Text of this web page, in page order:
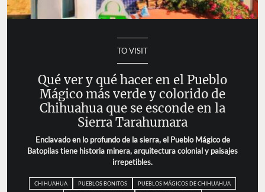
TO VISIT
Qué ver y qué hacer en el Pueblo
Mágico más verde y colorido de
Chihuahua que se esconde en la
Sierra Tarahumara
Enclavado en lo profundo de la sierra, el Pueblo Mágico de
Batopilas tiene historia minera, arquitectura colonial y paisajes
irrepetibles.
CHIHUAHUA PUEBLOS BONITOS
PUEBLOS MÁGICOS DE CHIHUAHUA